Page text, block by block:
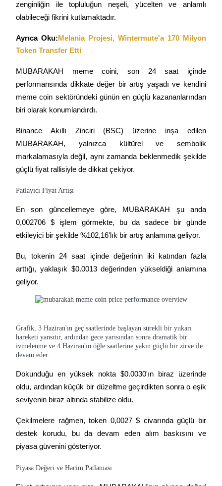
Bilgi
Ticaret bilgileri vb. dahil olmak üzere büyük veri analizi.
Vadeli İşlemler Başlangıç Kılavuzu
Ticaret stratejileri
Nasıl kârlı kalabileceğinizi öğrenin
Kazan
zenginliğin ile topluluğun neşeli, yücelten ve anlamlı
olabileceği fikrini kutlamaktadır.
Ayrıca Oku: Melania Projesi, Wintermute'a 170 Milyon
Token Transfer Etti
MUBARAKAH meme coini, son 24 saat içinde
performansında dikkate değer bir artış yaşadı ve kendini
meme coin sektöründeki günün en güçlü kazananlarından
biri olarak konumlandırdı.
Binance Akıllı Zinciri (BSC) üzerine inşa edilen
MUBARAKAH, yalnızca kültürel ve sembolik
markalamasıyla değil, aynı zamanda beklenmedik şekilde
güçlü fiyat rallisiyle de dikkat çekiyor.
Patlayıcı Fiyat Artışı
En son güncellemeye göre, MUBARAKAH şu anda
0,002706 $ işlem görmekte, bu da sadece bir günde
etkileyici bir şekilde %102,16'lık bir artış anlamına geliyor.
Bu, tokenin 24 saat içinde değerinin iki katından fazla
arttığı, yaklaşık $0.0013 değerinden yükseldiği anlamına
geliyor.
Grafik, 3 Haziran'ın geç saatlerinde başlayan sürekli bir yukarı
hareketi yansıtır, ardından gece yarısından sonra dramatik bir
ivmelenme ve 4 Haziran'ın öğle saatlerine yakın güçlü bir zirve ile
devam eder.
Dokunduğu en yüksek nokta $0.0030'ın biraz üzerinde
oldu, ardından küçük bir düzeltme geçirdikten sonra o eşik
seviyenin biraz altında stabilize oldu.
Çekilmelere rağmen, token 0,0027 $ civarında güçlü bir
destek korudu, bu da devam eden alım baskısını ve
piyasa güvenini gösteriyor.
Piyasa Değeri ve Hacim Patlaması